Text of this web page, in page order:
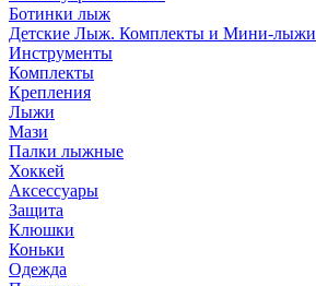
Ботинки лыж
Детские Лыж. Комплекты и Мини-лыжи
Инструменты
Комплекты
Крепления
Лыжи
Мази
Палки лыжные
Хоккей
Аксессуары
Защита
Клюшки
Коньки
Одежда